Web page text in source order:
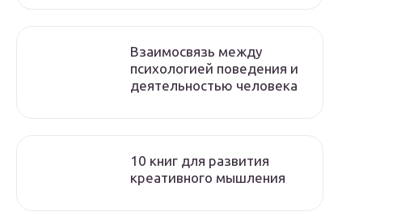
Взаимосвязь между
психологией поведения и
деятельностью человека
10 книг для развития
креативного мышления